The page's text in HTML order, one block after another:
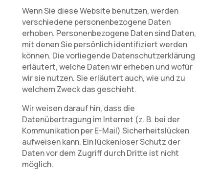
Wenn Sie diese Website benutzen, werden
verschiedene personenbezogene Daten
erhoben. Personenbezogene Daten sind Daten,
mit denen Sie persönlich identifiziert werden
können. Die vorliegende Datenschutzerklärung
erläutert, welche Daten wir erheben und wofür
wir sie nutzen. Sie erläutert auch, wie und zu
welchem Zweck das geschieht.
Wir weisen darauf hin, dass die
Datenübertragung im Internet (z. B. bei der
Kommunikation per E-Mail) Sicherheitslücken
aufweisen kann. Ein lückenloser Schutz der
Daten vor dem Zugriff durch Dritte ist nicht
möglich.